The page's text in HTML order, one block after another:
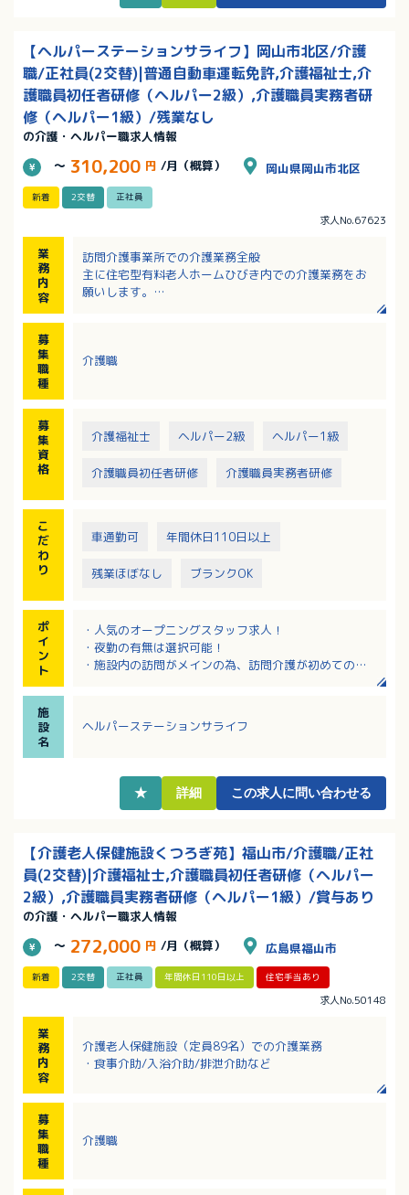
【ヘルパーステーションサライフ】岡山市北区/介護
職/正社員(2交替)|普通自動車運転免許,介護福祉士,介
護職員初任者研修（ヘルパー2級）,介護職員実務者研
修（ヘルパー1級）/残業なし
の介護・ヘルパー職求人情報
～ 310,200 円 /月（概算） 岡山県岡山市北区
新着 2交替 正社員
求人No.67623
業
務
内
容
訪問介護事業所での介護業務全般
主に住宅型有料老人ホームひびき内での介護業務をお
願いします。
募
集
職
種
介護職
募
集
資
格
介護福祉士 ヘルパー2級 ヘルパー1級
介護職員初任者研修 介護職員実務者研修
こ
だ
わ
り
車通勤可 年間休日110日以上
残業ほぼなし ブランクOK
ポ
イ
ン
ト
・人気のオープニングスタッフ求人！
・夜勤の有無は選択可能！
・施設内の訪問がメインの為、訪問介護が初めての方
施
設
名
ヘルパーステーションサライフ
★ 詳細 この求人に問い合わせる
【介護老人保健施設くつろぎ苑】福山市/介護職/正社
員(2交替)|介護福祉士,介護職員初任者研修（ヘルパー
2級）,介護職員実務者研修（ヘルパー1級）/賞与あり
の介護・ヘルパー職求人情報
～ 272,000 円 /月（概算） 広島県福山市
新着 2交替 正社員 年間休日110日以上 住宅手当あり
求人No.50148
業
務
内
容
介護老人保健施設（定員89名）での介護業務
・食事介助/入浴介助/排泄介助など
募
集
職
種
介護職